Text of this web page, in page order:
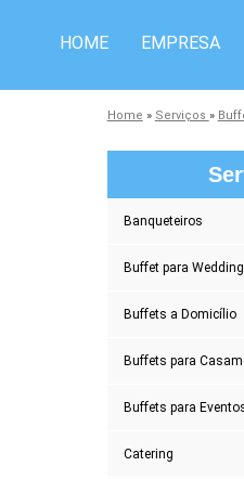
HOME EMPRESA
Home » Serviços »
Banqueteiros
Buffet para Wedding
Buffets a Domicílio
Buffets para
Buffets para
Catering